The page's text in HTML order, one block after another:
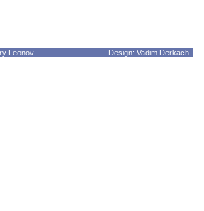
Leonov Design: Vadim Derkach